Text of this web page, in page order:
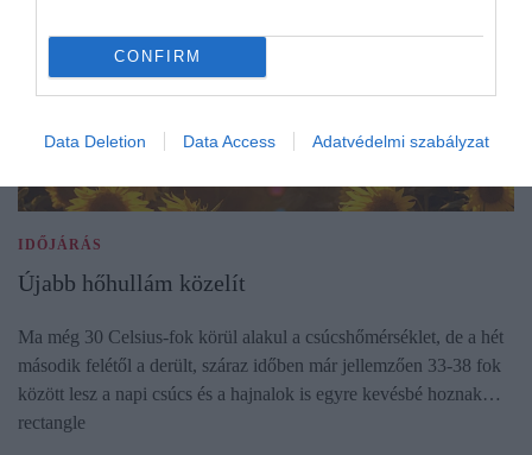
CONFIRM
Data Deletion Data Access Adatvédelmi szabályzat
IDŐJÁRÁS
Újabb hőhullám közelít
Ma még 30 Celsius-fok körül alakul a csúcshőmérséklet, de a hét
második felétől a derült, száraz időben már jellemzően 33-38 fok
között lesz a napi csúcs és a hajnalok is egyre kevésbé hoznak…
rectangle